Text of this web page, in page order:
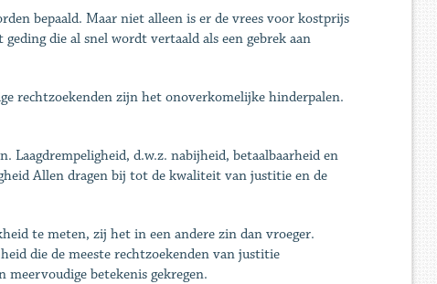
bepaald. Maar niet alleen is er de vrees voor kostprijs
die al snel wordt vertaald als een gebrek aan
rechtzoekenden zijn het onoverkomelijke hinderpalen.
Laagdrempeligheid, d.w.z. nabijheid, betaalbaarheid en
Allen dragen bij tot de kwaliteit van justitie en de
te meten, zij het in een andere zin dan vroeger.
die de meeste rechtzoekenden van justitie
betekenis gekregen.